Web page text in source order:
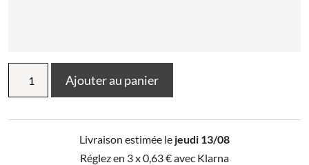
Set
Ajouter au panier
Livraison estimée le jeudi 13/08
Réglez en 3 x0,63€avec Klarna